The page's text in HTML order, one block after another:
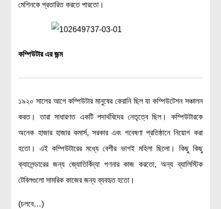
মেশিনকে প্রতারিত করতে পারতো।
কম্পিউটার এর জন্ম
১৯২০ সালের আগে কম্পিউটার মানুষের কেরানি ছিল যা কম্পিউটেশন সঞ্চালন
করত। তারা সাধারণত একটি পদার্থবিদের নেতৃত্বে ছিল। কম্পিউটারকে
অনেক হাজার হাজার কমার্স, সরকার এবং গবেষণা প্রতিষ্ঠানে নিয়োগ করা
হতো। এই কম্পিউটারের মধ্যে বেশীর ভাগই মহিলা ছিলো। কিছু কিছু
ক্যালেন্ডারের জন্য জ্যোতির্বিদ্যা গণনার কাজ করতো, অন্য ব্যালিস্টিক
টেবিলগুলো সামরিক কাজের জন্য ব্যবহৃত হতো।
(চলবে…)